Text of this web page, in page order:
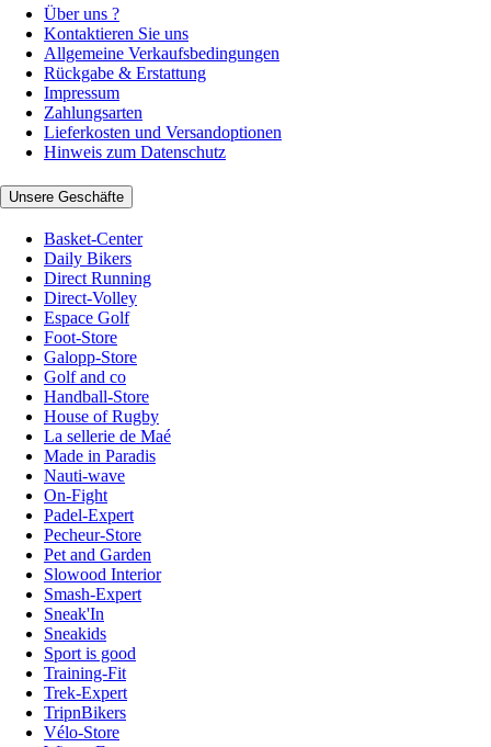
Über uns ?
Kontaktieren Sie uns
Allgemeine Verkaufsbedingungen
Rückgabe & Erstattung
Impressum
Zahlungsarten
Lieferkosten und Versandoptionen
Hinweis zum Datenschutz
Unsere Geschäfte
Basket-Center
Daily Bikers
Direct Running
Direct-Volley
Espace Golf
Foot-Store
Galopp-Store
Golf and co
Handball-Store
House of Rugby
La sellerie de Maé
Made in Paradis
Nauti-wave
On-Fight
Padel-Expert
Pecheur-Store
Pet and Garden
Slowood Interior
Smash-Expert
Sneak'In
Sneakids
Sport is good
Training-Fit
Trek-Expert
TripnBikers
Vélo-Store